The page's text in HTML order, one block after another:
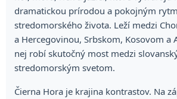
dramatickou prírodou a pokojným
stredomorského života. Leží medzi
a Hercegovinou, Srbskom, Kosovom a
nej robí skutočný most medzi
stredomorským svetom.
Čierna Hora je krajina kontrastov. Na